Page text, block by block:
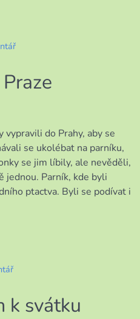
jsme
vypravili do Prahy, aby se
se ukolébat na parníku,
se jim líbily, ale nevěděli,
jednou. Parník, kde byli
ptactva. Byli se podívat i
pobyt
k svátku